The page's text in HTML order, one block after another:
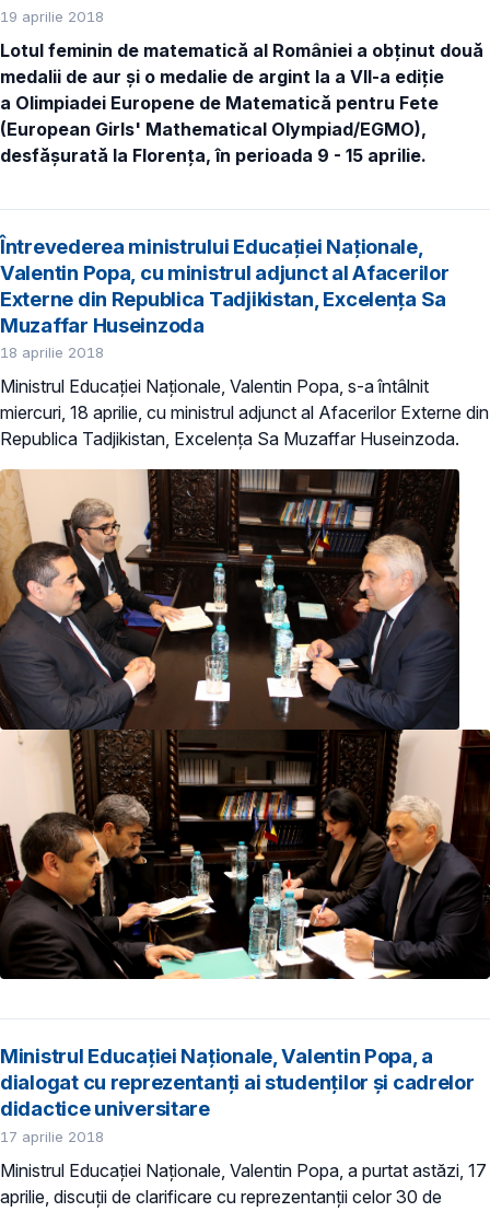
19 aprilie 2018
Lotul feminin de matematică al României a obținut două
medalii de aur și o medalie de argint la a VII-a ediție
a Olimpiadei Europene de Matematică pentru Fete
(European Girls' Mathematical Olympiad/EGMO),
desfășurată la Florența, în perioada 9 - 15 aprilie.
Întrevederea ministrului Educației Naționale,
Valentin Popa, cu ministrul adjunct al Afacerilor
Externe din Republica Tadjikistan, Excelența Sa
Muzaffar Huseinzoda
18 aprilie 2018
Ministrul Educației Naționale, Valentin Popa, s-a întâlnit
miercuri, 18 aprilie, cu ministrul adjunct al Afacerilor Externe din
Republica Tadjikistan, Excelența Sa Muzaffar Huseinzoda.
Ministrul Educației Naționale, Valentin Popa, a
dialogat cu reprezentanți ai studenților și cadrelor
didactice universitare
17 aprilie 2018
Ministrul Educației Naționale, Valentin Popa, a purtat astăzi, 17
aprilie, discuții de clarificare cu reprezentanții celor 30 de